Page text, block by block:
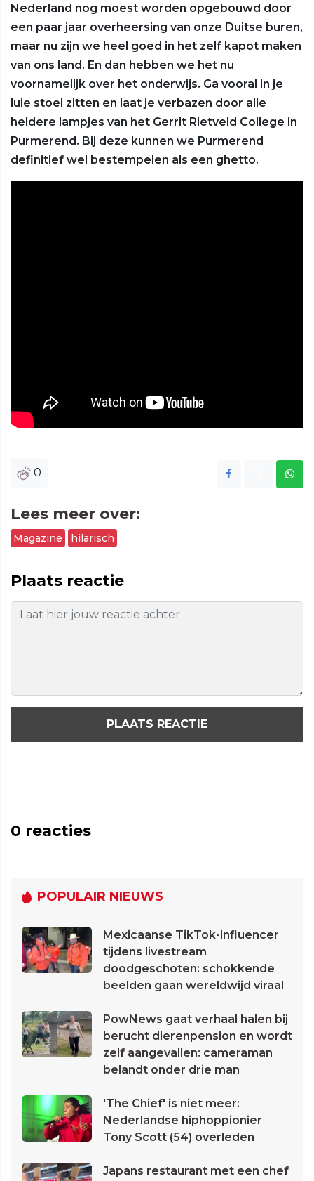
Nederland nog moest worden opgebouwd door
een paar jaar overheersing van onze Duitse buren,
maar nu zijn we heel goed in het zelf kapot maken
van ons land. En dan hebben we het nu
voornamelijk over het onderwijs. Ga vooral in je
luie stoel zitten en laat je verbazen door alle
heldere lampjes van het Gerrit Rietveld College in
Purmerend. Bij deze kunnen we Purmerend
definitief wel bestempelen als een ghetto.
0
Lees meer over:
Magazine hilarisch
Plaats reactie
PLAATS REACTIE
0 reacties
POPULAIR NIEUWS
Mexicaanse TikTok-influencer
tijdens livestream
doodgeschoten: schokkende
beelden gaan wereldwijd viraal
PowNews gaat verhaal halen bij
berucht dierenpension en wordt
zelf aangevallen: cameraman
belandt onder drie man
'The Chief' is niet meer:
Nederlandse hiphoppionier
Tony Scott (54) overleden
Japans restaurant met een chef